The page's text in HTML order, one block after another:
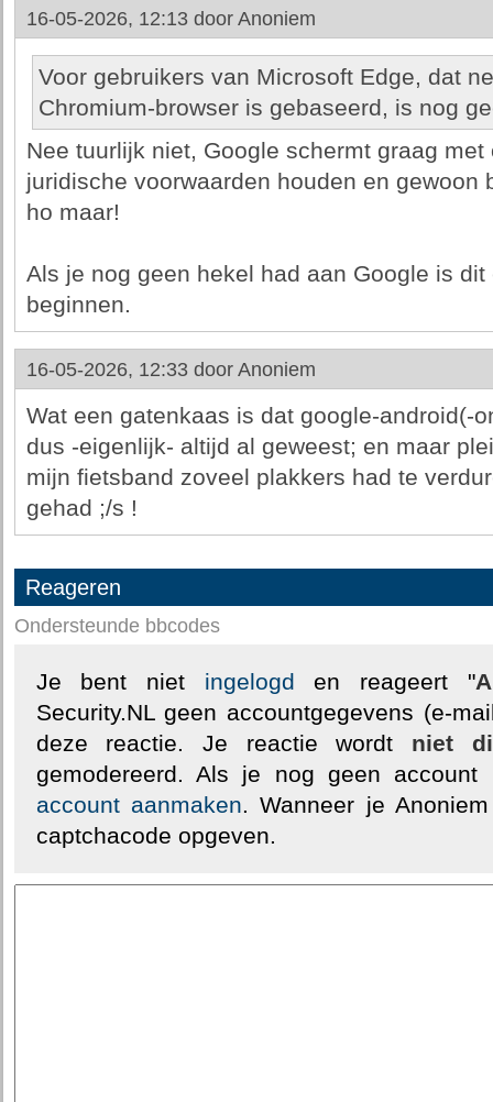
16-05-2026, 12:13 door Anoniem
Voor gebruikers van Microsoft Edge, dat
Chromium-browser is gebaseerd, is nog
Nee tuurlijk niet, Google schermt graag
juridische voorwaarden houden en gewoon
ho maar!
Als je nog geen hekel had aan Google is
beginnen.
16-05-2026, 12:33 door Anoniem
Wat een gatenkaas is dat google-android(-
dus -eigenlijk- altijd al geweest; en maar
mijn fietsband zoveel plakkers had te
gehad ;/s !
Reageren
Ondersteunde bbcodes
Je bent niet ingelogd en reageert "
Security.NL geen accountgegevens (e-
deze reactie. Je reactie wordt niet
gemodereerd. Als je nog geen
account aanmaken. Wanneer je
captchacode opgeven.